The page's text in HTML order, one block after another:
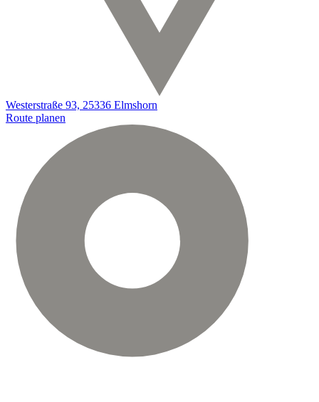
Westerstraße 93, 25336 Elmshorn
Route planen